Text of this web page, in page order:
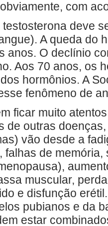
com
deve
A queda do
anos. O declínio
Aos 70 anos, os
hormônios. A
fenômeno de
ficar muito
de outras
vão desde a
falhas de
muscular,
e disfunção
pubianos e da
estar